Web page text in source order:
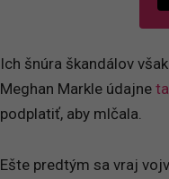
Ich šnúra škandálov
Meghan Markle údajne
podplatiť, aby mlčala.
Ešte predtým sa vraj